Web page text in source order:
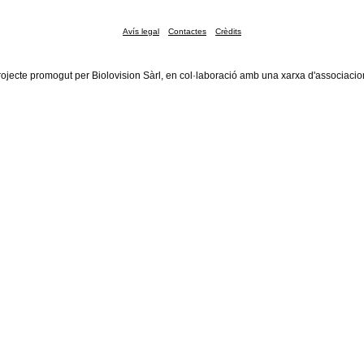
Avís legal Contactes Crèdits
promogut per Biolovision Sàrl, en col·laboració amb una xarxa